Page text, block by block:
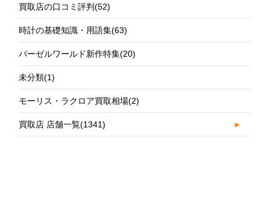
買取店の口コミ評判(52)
時計の基礎知識・用語集(63)
バーゼルワールド新作特集(20)
未分類(1)
モーリス・ラクロア買取相場(2)
買取店 店舗一覧(1341) ►